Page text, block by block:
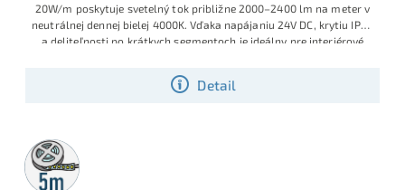
Detail
20W/m poskytuje svetelný tok približne 2000–2400 lm na meter v
neutrálnej dennej bielej 4000K. Vďaka napájaniu 24V DC, krytiu IP20
a deliteľnosti po krátkych segmentoch je ideálny pre interiérové
5m
rolka